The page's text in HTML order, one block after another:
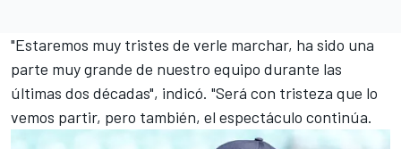
"Estaremos muy tristes de verle marchar, ha sido una
parte muy grande de nuestro equipo durante las
últimas dos décadas", indicó. "Será con tristeza que lo
vemos partir, pero también, el espectáculo continúa.